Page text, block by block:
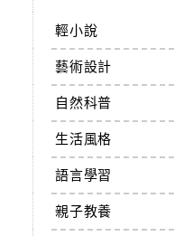
輕小說
藝術設計
自然科普
生活風格
語言學習
親子教養